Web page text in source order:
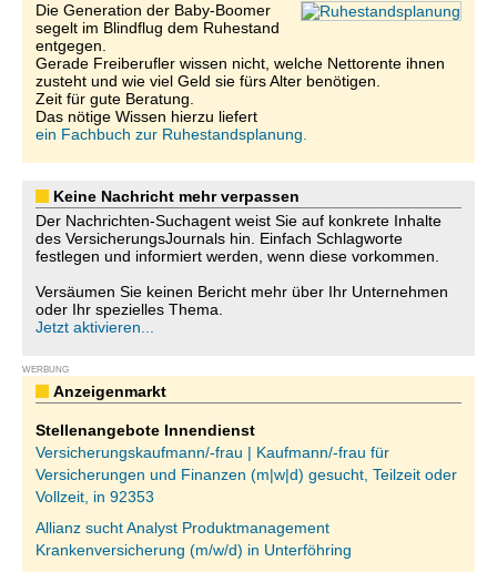
Die Generation der Baby-Boomer
segelt im Blindflug dem Ruhestand
entgegen.
Gerade Freiberufler wissen nicht, welche Nettorente ihnen
zusteht und wie viel Geld sie fürs Alter benötigen.
Zeit für gute Beratung.
Das nötige Wissen hierzu liefert
ein Fachbuch zur Ruhestandsplanung.
Keine Nachricht mehr verpassen
Der Nachrichten-Suchagent weist Sie auf konkrete Inhalte
des VersicherungsJournals hin. Einfach Schlagworte
festlegen und informiert werden, wenn diese vorkommen.
Versäumen Sie keinen Bericht mehr über Ihr Unternehmen
oder Ihr spezielles Thema.
Jetzt aktivieren...
WERBUNG
Anzeigenmarkt
Stellenangebote Innendienst
Versicherungskaufmann/-frau | Kaufmann/-frau für
Versicherungen und Finanzen (m|w|d) gesucht, Teilzeit oder
Vollzeit, in 92353
Allianz sucht Analyst Produktmanagement
Krankenversicherung (m/w/d) in Unterföhring